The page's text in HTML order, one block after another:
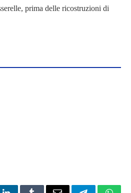
prima delle ricostruzioni di